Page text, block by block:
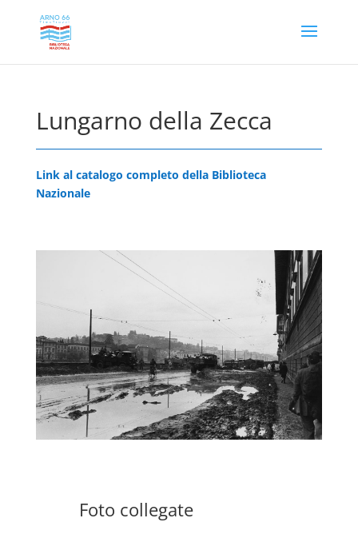
Lungarno della Zecca
Link al catalogo completo della Biblioteca
Nazionale
Foto collegate